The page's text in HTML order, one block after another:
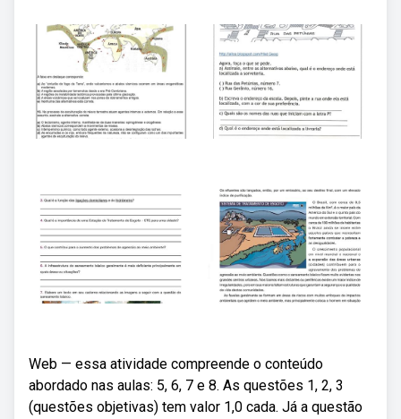
Web — essa atividade compreende o conteúdo
abordado nas aulas: 5, 6, 7 e 8. As questões 1, 2, 3
(questões objetivas) tem valor 1,0 cada. Já a questão